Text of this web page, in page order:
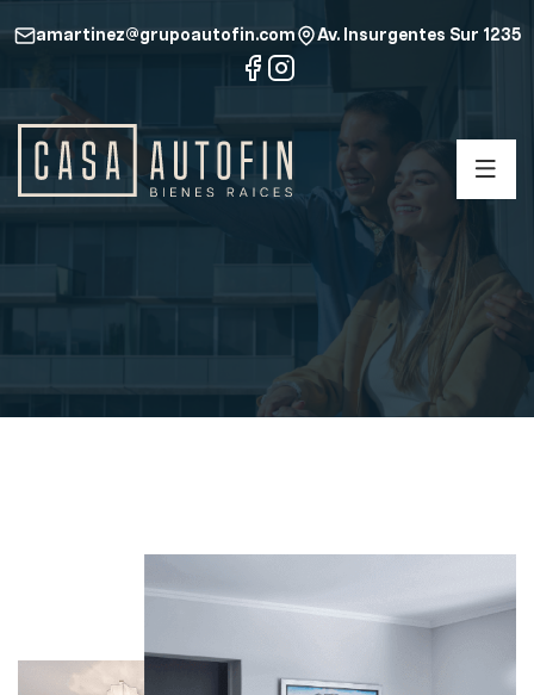
amartinez@grupoautofin.com Av. Insurgentes Sur 1235